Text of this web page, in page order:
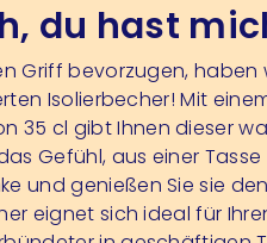
du hast
Griff bevorzugen, haben
Isolierbecher! Mit
35 cl gibt Ihnen dieser
Gefühl, aus einer Tasse
und genießen Sie sie
eignet sich ideal für